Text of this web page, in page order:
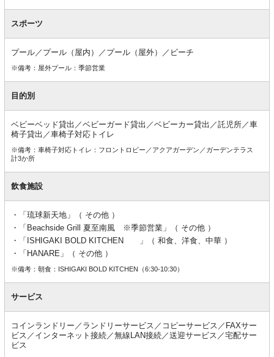
スポーツ
プール／プール（屋内）／プール（屋外）／ビーチ
※備考：屋外プール：季節営業
目的別
ベビーベッド貸出／ベビーガード貸出／ベビーカー貸出／託児所／車
椅子貸出／車椅子対応トイレ
※備考：車椅子対応トイレ：フロントロビー／アクアガーデン／ガーデンテラス
計3か所
飲食施設
「琉球新天地」（ その他 ）
「Beachside Grill 夏至南風 ※季節営業」（ その他 ）
「ISHIGAKI BOLD KITCHEN 」（ 和食、洋食、中華 ）
「HANARE」（ その他 ）
※備考：朝食：ISHIGAKI BOLD KITCHEN（6:30-10:30）
サービス
コインランドリー／ランドリーサービス／コピーサービス／FAXサー
ビス／インターネット接続／無線LAN接続／送迎サービス／宅配サー
ビス